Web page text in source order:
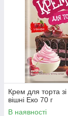
Крем для торта
вішні Еко 70 г
В наявності